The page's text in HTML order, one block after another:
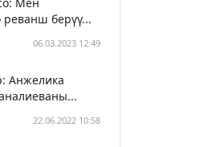
берүү...
06.03.2023 12:49
Анжелика
22.06.2022 10:58